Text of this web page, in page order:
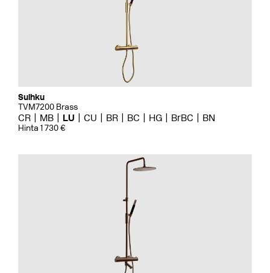
Suihku
TVM7200 Brass
CR MB LU CU BR BC HG BrBC BN
Hinta 1 730 €